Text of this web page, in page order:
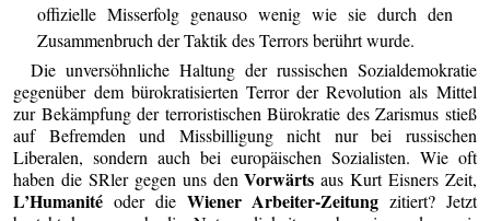
offizielle Misserfolg genauso wenig wie sie durch den
Zusammenbruch der Taktik des Terrors berührt wurde.
Die unversöhnliche Haltung der russischen Sozialdemokratie
gegenüber dem bürokratisierten Terror der Revolution als Mittel
zur Bekämpfung der terroristischen Bürokratie des Zarismus stieß
auf Befremden und Missbilligung nicht nur bei russischen
Liberalen, sondern auch bei europäischen Sozialisten. Wie oft
haben die SRler gegen uns denVorwärts aus Kurt Eisners Zeit,
L’Humanité oder die Wiener Arbeiter-Zeitung zitiert? Jetzt